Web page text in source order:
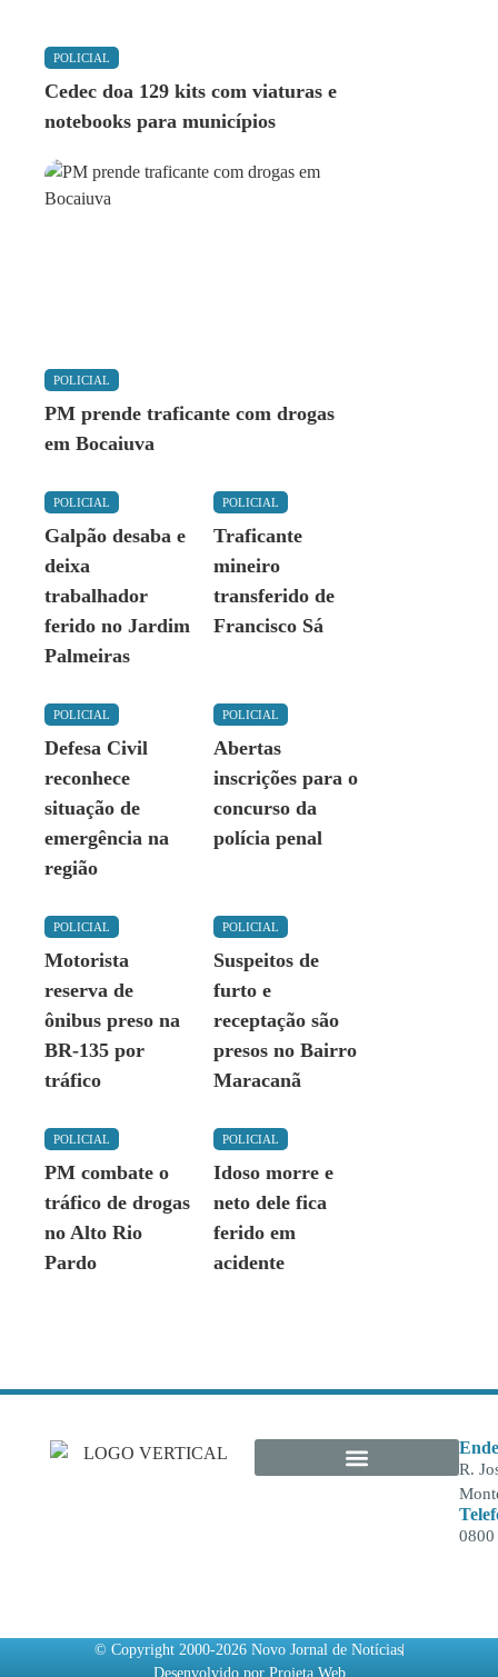
POLICIAL
Cedec doa 129 kits com viaturas e
notebooks para municípios
POLICIAL
PM prende traficante com drogas
em Bocaiuva
POLICIAL
Galpão desaba e
deixa
trabalhador
ferido no Jardim
Palmeiras
POLICIAL
Traficante
mineiro
transferido de
Francisco Sá
POLICIAL
Defesa Civil
reconhece
situação de
emergência na
região
POLICIAL
Abertas
inscrições para o
concurso da
polícia penal
POLICIAL
Motorista
reserva de
ônibus preso na
BR-135 por
tráfico
POLICIAL
Suspeitos de
furto e
receptação são
presos no Bairro
Maracanã
POLICIAL
PM combate o
tráfico de drogas
no Alto Rio
Pardo
POLICIAL
Idoso morre e
neto dele fica
ferido em
acidente
R.
0800
© Copyright 2000-2026 Novo Jornal de Notícias
Desenvolvido por Projeta Web